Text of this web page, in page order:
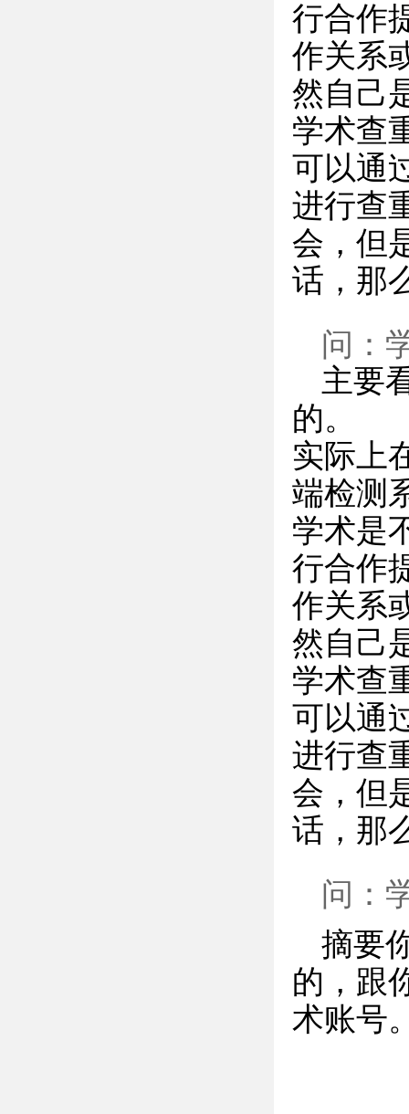
行合作
作关系
然自己
学术查
可以通
进行查
会，但
话，那
问：
主要
的。
实际上
端检测
学术是
行合作
作关系
然自己
学术查
可以通
进行查
会，但
话，那
问：
摘要
的，跟
术账号